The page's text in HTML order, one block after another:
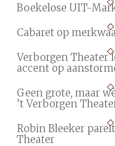
Boekelose UIT-
Cabaret op
Verborgen Theater
accent op
Geen grote, maar
’t Verborgen
Robin Bleeker
Theater